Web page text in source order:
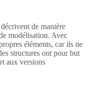
de manière
modélisation. Avec
éléments, car ils ne
structures ont pour but
aux versions